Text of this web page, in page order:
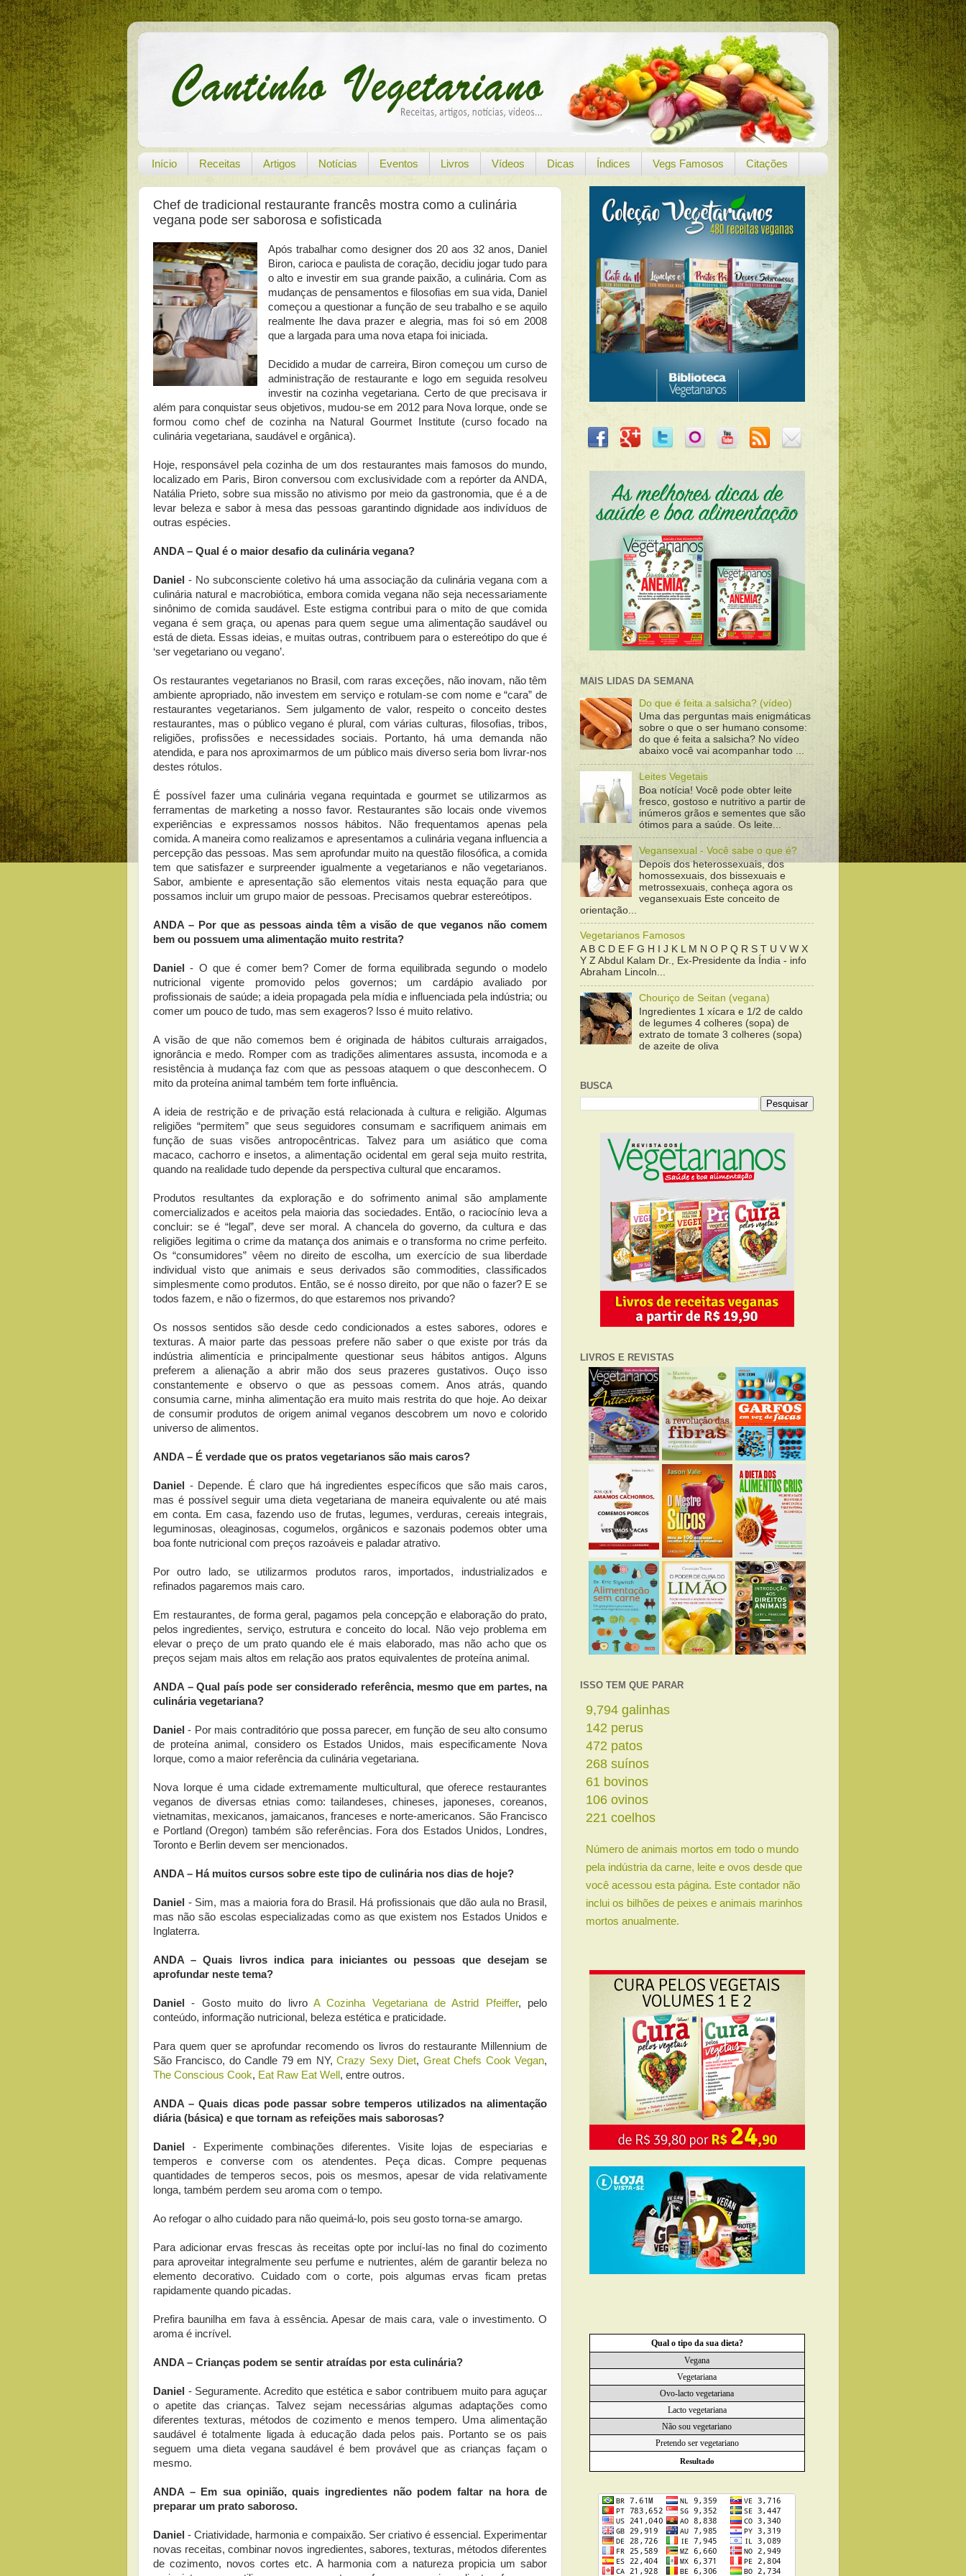
Início Receitas Artigos Notícias Eventos Livros Vídeos Dicas Índices Vegs Famosos Citações
Chef de tradicional restaurante francês mostra como a culinária
vegana pode ser saborosa e sofisticada
Após trabalhar como designer dos 20 aos 32 anos, Daniel
Biron, carioca e paulista de coração, decidiu jogar tudo para
o alto e investir em sua grande paixão, a culinária. Com as
mudanças de pensamentos e filosofias em sua vida, Daniel
começou a questionar a função de seu trabalho e se aquilo
realmente lhe dava prazer e alegria, mas foi só em 2008
que a largada para uma nova etapa foi iniciada.
Decidido a mudar de carreira, Biron começou um curso de
administração de restaurante e logo em seguida resolveu
investir na cozinha vegetariana. Certo de que precisava ir
além para conquistar seus objetivos, mudou-se em 2012 para Nova Iorque, onde se
formou como chef de cozinha na Natural Gourmet Institute (curso focado na
culinária vegetariana, saudável e orgânica).
Hoje, responsável pela cozinha de um dos restaurantes mais famosos do mundo,
localizado em Paris, Biron conversou com exclusividade com a repórter da ANDA,
Natália Prieto, sobre sua missão no ativismo por meio da gastronomia, que é a de
levar beleza e sabor à mesa das pessoas garantindo dignidade aos indivíduos de
outras espécies.
ANDA – Qual é o maior desafio da culinária vegana?
Daniel - No subconsciente coletivo há uma associação da culinária vegana com a
culinária natural e macrobiótica, embora comida vegana não seja necessariamente
sinônimo de comida saudável. Este estigma contribui para o mito de que comida
vegana é sem graça, ou apenas para quem segue uma alimentação saudável ou
está de dieta. Essas ideias, e muitas outras, contribuem para o estereótipo do que é
‘ser vegetariano ou vegano’.
Os restaurantes vegetarianos no Brasil, com raras exceções, não inovam, não têm
ambiente apropriado, não investem em serviço e rotulam-se com nome e “cara” de
restaurantes vegetarianos. Sem julgamento de valor, respeito o conceito destes
restaurantes, mas o público vegano é plural, com várias culturas, filosofias, tribos,
religiões, profissões e necessidades sociais. Portanto, há uma demanda não
atendida, e para nos aproximarmos de um público mais diverso seria bom livrar-nos
destes rótulos.
É possível fazer uma culinária vegana requintada e gourmet se utilizarmos as
ferramentas de marketing a nosso favor. Restaurantes são locais onde vivemos
experiências e expressamos nossos hábitos. Não frequentamos apenas pela
comida. A maneira como realizamos e apresentamos a culinária vegana influencia a
percepção das pessoas. Mas sem aprofundar muito na questão filosófica, a comida
tem que satisfazer e surpreender igualmente a vegetarianos e não vegetarianos.
Sabor, ambiente e apresentação são elementos vitais nesta equação para que
possamos incluir um grupo maior de pessoas. Precisamos quebrar estereótipos.
ANDA – Por que as pessoas ainda têm a visão de que veganos não comem
bem ou possuem uma alimentação muito restrita?
Daniel
- O que é comer bem? Comer de forma equilibrada segundo o modelo
nutricional vigente promovido pelos governos; um cardápio avaliado por
profissionais de saúde; a ideia propagada pela mídia e influenciada pela indústria; ou
comer um pouco de tudo, mas sem exageros? Isso é muito relativo.
A visão de que não comemos bem é originada de hábitos culturais arraigados,
ignorância e medo. Romper com as tradições alimentares assusta, incomoda e a
resistência à mudança faz com que as pessoas ataquem o que desconhecem. O
mito da proteína animal também tem forte influência.
A ideia de restrição e de privação está relacionada à cultura e religião. Algumas
religiões “permitem” que seus seguidores consumam e sacrifiquem animais em
função de suas visões antropocêntricas. Talvez para um asiático que coma
macaco, cachorro e insetos, a alimentação ocidental em geral seja muito restrita,
quando na realidade tudo depende da perspectiva cultural que encaramos.
Produtos resultantes da exploração e do sofrimento animal são amplamente
comercializados e aceitos pela maioria das sociedades. Então, o raciocínio leva a
concluir: se é “legal”, deve ser moral. A chancela do governo, da cultura e das
religiões legitima o crime da matança dos animais e o transforma no crime perfeito.
Os “consumidores” vêem no direito de escolha, um exercício de sua liberdade
individual visto que animais e seus derivados são commodities, classificados
simplesmente como produtos. Então, se é nosso direito, por que não o fazer? E se
todos fazem, e não o fizermos, do que estaremos nos privando?
Os nossos sentidos são desde cedo condicionados a estes sabores, odores e
texturas. A maior parte das pessoas prefere não saber o que existe por trás da
indústria alimentícia e principalmente questionar seus hábitos antigos. Alguns
preferem a alienação a abrir mão dos seus prazeres gustativos. Ouço isso
constantemente e observo o que as pessoas comem. Anos atrás, quando
consumia carne, minha alimentação era muito mais restrita do que hoje. Ao deixar
de consumir produtos de origem animal veganos descobrem um novo e colorido
universo de alimentos.
ANDA – É verdade que os pratos vegetarianos são mais caros?
Daniel
- Depende. É claro que há ingredientes específicos que são mais caros,
mas é possível seguir uma dieta vegetariana de maneira equivalente ou até mais
em conta. Em casa, fazendo uso de frutas, legumes, verduras, cereais integrais,
leguminosas, oleaginosas, cogumelos, orgânicos e sazonais podemos obter uma
boa fonte nutricional com preços razoáveis e paladar atrativo.
Por outro lado, se utilizarmos produtos raros, importados, industrializados e
refinados pagaremos mais caro.
Em restaurantes, de forma geral, pagamos pela concepção e elaboração do prato,
pelos ingredientes, serviço, estrutura e conceito do local. Não vejo problema em
elevar o preço de um prato quando ele é mais elaborado, mas não acho que os
preços sejam mais altos em relação aos pratos equivalentes de proteína animal.
ANDA – Qual país pode ser considerado referência, mesmo que em partes, na
culinária vegetariana?
Daniel - Por mais contraditório que possa parecer, em função de seu alto consumo
de proteína animal, considero os Estados Unidos, mais especificamente Nova
Iorque, como a maior referência da culinária vegetariana.
Nova Iorque é uma cidade extremamente multicultural, que oferece restaurantes
veganos de diversas etnias como: tailandeses, chineses, japoneses, coreanos,
vietnamitas, mexicanos, jamaicanos, franceses e norte-americanos. São Francisco
e Portland (Oregon) também são referências. Fora dos Estados Unidos, Londres,
Toronto e Berlin devem ser mencionados.
ANDA – Há muitos cursos sobre este tipo de culinária nos dias de hoje?
Daniel - Sim, mas a maioria fora do Brasil. Há profissionais que dão aula no Brasil,
mas não são escolas especializadas como as que existem nos Estados Unidos e
Inglaterra.
ANDA – Quais livros indica para iniciantes ou pessoas que desejam se
aprofundar neste tema?
Daniel - Gosto muito do livro A Cozinha Vegetariana de Astrid Pfeiffer, pelo
conteúdo, informação nutricional, beleza estética e praticidade.
Para quem quer se aprofundar recomendo os livros do restaurante Millennium de
São Francisco, do Candle 79 em NY,Crazy Sexy Diet, Great Chefs Cook Vegan,
The Conscious Cook, Eat Raw Eat Well , entre outros.
ANDA – Quais dicas pode passar sobre temperos utilizados na alimentação
diária (básica) e que tornam as refeições mais saborosas?
Daniel
- Experimente combinações diferentes. Visite lojas de especiarias e
temperos e converse com os atendentes. Peça dicas. Compre pequenas
quantidades de temperos secos, pois os mesmos, apesar de vida relativamente
longa, também perdem seu aroma com o tempo.
Ao refogar o alho cuidado para não queimá-lo, pois seu gosto torna-se amargo.
Para adicionar ervas frescas às receitas opte por incluí-las no final do cozimento
para aproveitar integralmente seu perfume e nutrientes, além de garantir beleza no
elemento decorativo. Cuidado com o corte, pois algumas ervas ficam pretas
rapidamente quando picadas.
Prefira baunilha em fava à essência. Apesar de mais cara, vale o investimento. O
aroma é incrível.
ANDA – Crianças podem se sentir atraídas por esta culinária?
Daniel - Seguramente. Acredito que estética e sabor contribuem muito para aguçar
o apetite das crianças. Talvez sejam necessárias algumas adaptações como
diferentes texturas, métodos de cozimento e menos tempero. Uma alimentação
saudável é totalmente ligada à educação dada pelos pais. Portanto se os pais
seguem uma dieta vegana saudável é bem provável que as crianças façam o
mesmo.
ANDA – Em sua opinião, quais ingredientes não podem faltar na hora de
preparar um prato saboroso.
Daniel - Criatividade, harmonia e compaixão. Ser criativo é essencial. Experimentar
novas receitas, combinar novos ingredientes, sabores, texturas, métodos diferentes
de cozimento, novos cortes etc. A harmonia com a natureza propicia um sabor
MAIS LIDAS DA SEMANA
Do que é feita a salsicha? (vídeo)
Uma das perguntas mais enigmáticas
sobre o que o ser humano consome:
do que é feita a salsicha? No vídeo
abaixo você vai acompanhar todo ...
Leites Vegetais
Boa notícia! Você pode obter leite
fresco, gostoso e nutritivo a partir de
inúmeros grãos e sementes que são
ótimos para a saúde. Os leite...
Vegansexual - Você sabe o que é?
Depois dos heterossexuais, dos
homossexuais, dos bissexuais e
metrossexuais, conheça agora os
vegansexuais Este conceito de
orientação...
Vegetarianos Famosos
A B C D E F G H I J K L M N O P Q R S T U V W X
Y Z Abdul Kalam Dr., Ex-Presidente da Índia - info
Abraham Lincoln...
Chouriço de Seitan (vegana)
Ingredientes 1 xícara e 1/2 de caldo
de legumes 4 colheres (sopa) de
extrato de tomate 3 colheres (sopa)
de azeite de oliva
BUSCA
LIVROS E REVISTAS
ISSO TEM QUE PARAR
11,827 galinhas
172 perus
570 patos
324 suínos
74 bovinos
128 ovinos
267 coelhos
Número de animais mortos em todo o mundo
pela indústria da carne, leite e ovos desde que
você acessou esta página. Este contador não
inclui os bilhões de peixes e animais marinhos
mortos anualmente.
Qual o tipo da sua dieta?
Vegana
Vegetariana
Ovo-lacto vegetariana
Lacto vegetariana
Não sou vegetariano
Pretendo ser vegetariano
Resultado